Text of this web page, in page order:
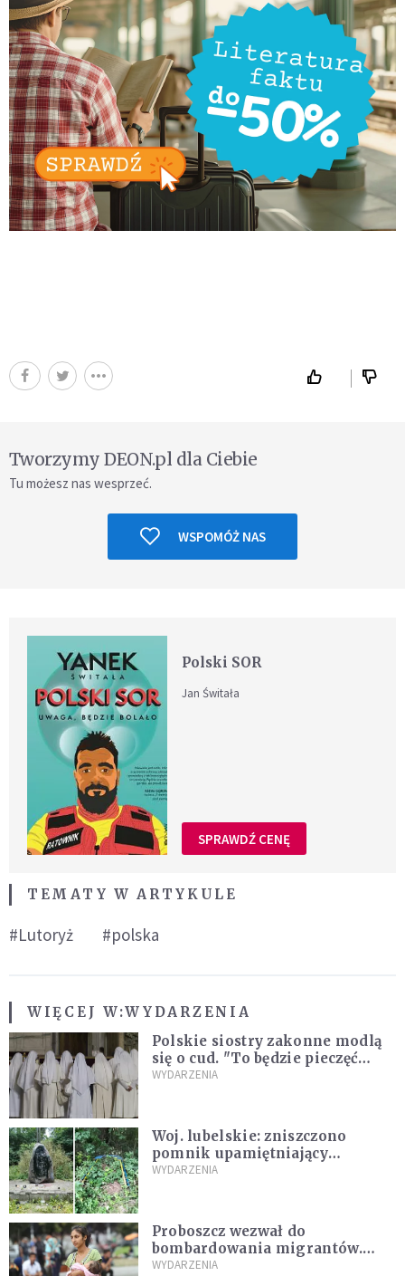
Tworzymy DEON.pl dla Ciebie
Tu możesz nas wesprzeć.
WSPOMÓŻ NAS
Polski SOR
Jan Świtała
SPRAWDŹ CENĘ
TEMATY W ARTYKULE
#Lutoryż #polska
WIĘCEJ W:WYDARZENIA
Polskie siostry zakonne modlą
się o cud. "To będzie pieczęć
Pana Boga dla naszej wiary"
WYDARZENIA
Woj. lubelskie: zniszczono
pomnik upamiętniający
żołnierzy UPA. Ambasada
WYDARZENIA
Proboszcz wezwał do
bombardowania migrantów.
"Masowy ogień przeciwko
WYDARZENIA